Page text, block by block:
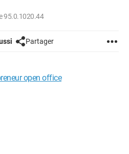
95.0.1020.44
Partager
open office